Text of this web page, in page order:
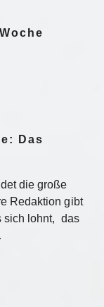
Das
die große
Redaktion gibt
sich lohnt, das